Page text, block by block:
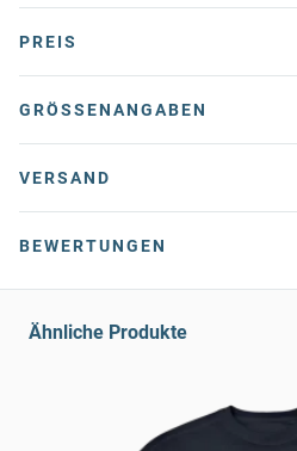
PREIS
GRÖSSENANGABEN
VERSAND
BEWERTUNGEN
Ähnliche Produkte